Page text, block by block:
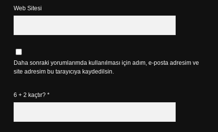
Web Sitesi
Daha sonraki yorumlarımda kullanılması için adım, e-posta adresim ve
site adresim bu tarayıcıya kaydedilsin.
6 + 2 kaçtır? *